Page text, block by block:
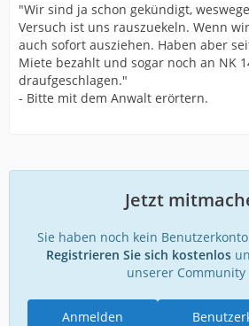
"Wir sind ja schon gekündigt,
Versuch ist uns rauszuekeln. Wenn
auch sofort ausziehen. Haben aber
Miete bezahlt und sogar noch an NK
draufgeschlagen."
- Bitte mit dem Anwalt erörtern.
Jetzt
Sie haben noch kein
Registrieren Sie sich kostenlos
unserer Community
Anmelden